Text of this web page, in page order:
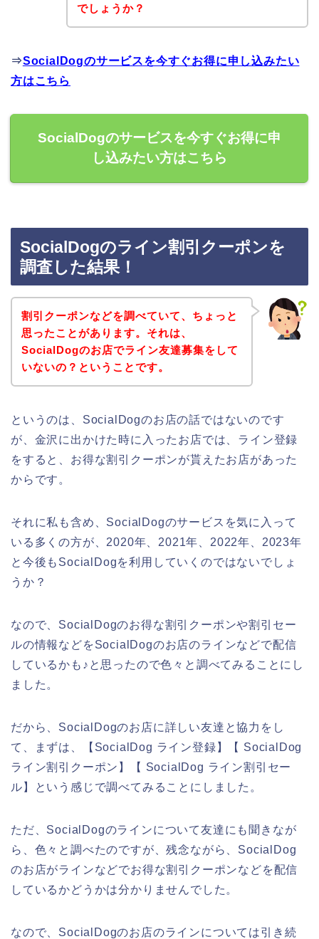
でしょうか？
⇒SocialDogのサービスを今すぐお得に申し込みたい
方はこちら
SocialDogのサービスを今すぐお得に申
し込みたい方はこちら
SocialDogのライン割引クーポンを
調査した結果！
割引クーポンなどを調べていて、ちょっと
思ったことがあります。それは、
SocialDogのお店でライン友達募集をして
いないの？ということです。
というのは、SocialDogのお店の話ではないのです
が、金沢に出かけた時に入ったお店では、ライン登録
をすると、お得な割引クーポンが貰えたお店があった
からです。
それに私も含め、SocialDogのサービスを気に入って
いる多くの方が、2020年、2021年、2022年、2023年
と今後もSocialDogを利用していくのではないでしょ
うか？
なので、SocialDogのお得な割引クーポンや割引セー
ルの情報などをSocialDogのお店のラインなどで配信
しているかも♪と思ったので色々と調べてみることにし
ました。
だから、SocialDogのお店に詳しい友達と協力をし
て、まずは、【SocialDog ライン登録】【 SocialDog
ライン割引クーポン】【 SocialDog ライン割引セー
ル】という感じで調べてみることにしました。
ただ、SocialDogのラインについて友達にも聞きなが
ら、色々と調べたのですが、残念ながら、SocialDog
のお店がラインなどでお得な割引クーポンなどを配信
しているかどうかは分かりませんでした。
なので、SocialDogのお店のラインについては引き続